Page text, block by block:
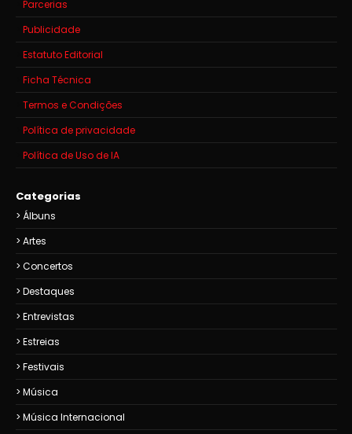
Parcerias
Publicidade
Estatuto Editorial
Ficha Técnica
Termos e Condições
Política de privacidade
Política de Uso de IA
Categorias
Álbuns
Artes
Concertos
Destaques
Entrevistas
Estreias
Festivais
Música
Música Internacional